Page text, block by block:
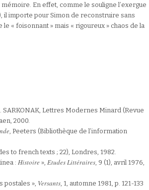
En effet, comme le souligne l’exergue
il importe pour Simon de reconstruire sans
« foisonnant » mais « rigoureux » chaos de la
SARKONAK, Lettres Modernes Minard (Revue
2000.
, Peeters (Bibliothèque de l’information
to french texts ; 22), Londres, 1982.
: Histoire », Etudes Littéraires , 9 (1), avril 1976,
postales », Versants , 1, automne 1981, p. 121-133